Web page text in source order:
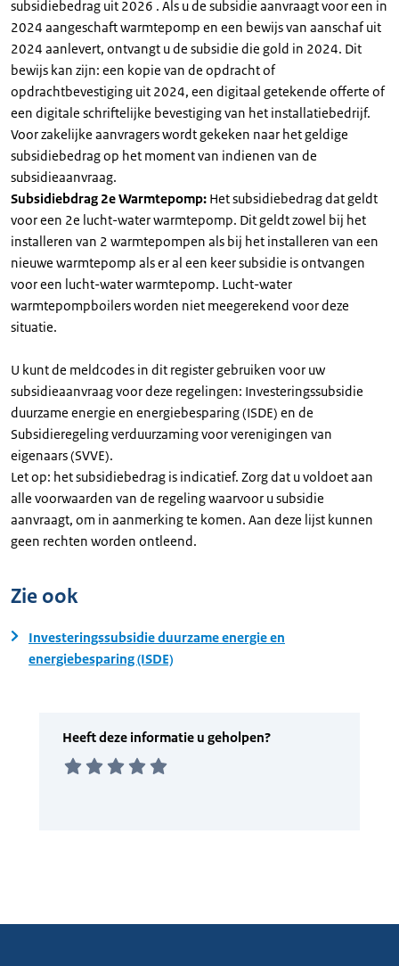
subsidiebedrag uit 2026 . Als u de subsidie aanvraagt voor een in
2024 aangeschaft warmtepomp en een bewijs van aanschaf uit
2024 aanlevert, ontvangt u de subsidie die gold in 2024. Dit
bewijs kan zijn: een kopie van de opdracht of
opdrachtbevestiging uit 2024, een digitaal getekende offerte of
een digitale schriftelijke bevestiging van het installatiebedrijf.
Voor zakelijke aanvragers wordt gekeken naar het geldige
subsidiebedrag op het moment van indienen van de
subsidieaanvraag.
Subsidiebdrag 2e Warmtepomp: Het subsidiebedrag dat geldt
voor een 2e lucht-water warmtepomp. Dit geldt zowel bij het
installeren van 2 warmtepompen als bij het installeren van een
nieuwe warmtepomp als er al een keer subsidie is ontvangen
voor een lucht-water warmtepomp. Lucht-water
warmtepompboilers worden niet meegerekend voor deze
situatie.
U kunt de meldcodes in dit register gebruiken voor uw
subsidieaanvraag voor deze regelingen: Investeringssubsidie
duurzame energie en energiebesparing (ISDE) en de
Subsidieregeling verduurzaming voor verenigingen van
eigenaars (SVVE).
Let op: het subsidiebedrag is indicatief. Zorg dat u voldoet aan
alle voorwaarden van de regeling waarvoor u subsidie
aanvraagt, om in aanmerking te komen. Aan deze lijst kunnen
geen rechten worden ontleend.
Zie ook
Investeringssubsidie duurzame energie en
energiebesparing (ISDE)